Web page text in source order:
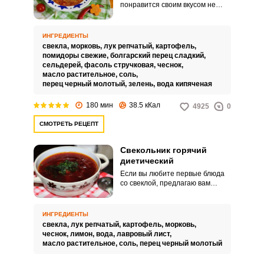
понравится своим вкусом не
Вам предлагается для его
приготовления взять две
кастрюли: одну для зажарки, а
вторую – для бульона из
картофеля, стручковой фасоли,
перца и других овощей.
ИНГРЕДИЕНТЫ
свекла, морковь, лук репчатый, картофель,
помидоры свежие, болгарский перец сладкий,
сельдерей, фасоль стручковая, чеснок,
масло растительное, соль,
перец черный молотый, зелень, вода кипяченая
180 мин 38.5 кКал 4925 0
СМОТРЕТЬ РЕЦЕПТ
Свекольник горячий
диетический
Если вы любите первые блюда
со свеклой, предлагаю вам
достаточно ароматным, вкусным
и сытным, несмотря на то, что
он постный и приготовлен на
воде.
ИНГРЕДИЕНТЫ
свекла, лук репчатый, картофель, морковь,
чеснок, лимон, вода, лавровый лист,
масло растительное, соль, перец черный молотый